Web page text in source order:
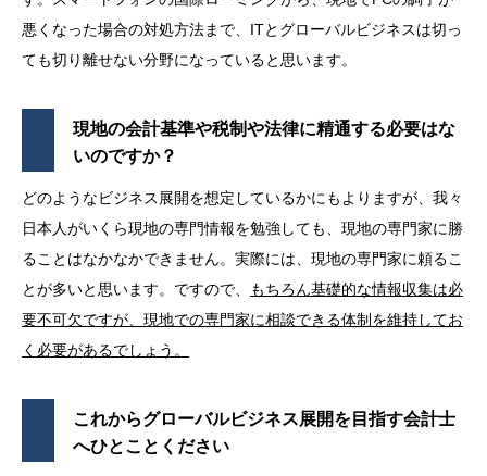
悪くなった場合の対処方法まで、ITとグローバルビジネスは切っ
ても切り離せない分野になっていると思います。
現地の会計基準や税制や法律に精通する必要はな
いのですか？
どのようなビジネス展開を想定しているかにもよりますが、我々
日本人がいくら現地の専門情報を勉強しても、現地の専門家に勝
ることはなかなかできません。実際には、現地の専門家に頼るこ
とが多いと思います。ですので、
もちろん基礎的な情報収集は必
要不可欠ですが、現地での専門家に相談できる体制を維持してお
く必要があるでしょう。
これからグローバルビジネス展開を目指す会計士
へひとことください